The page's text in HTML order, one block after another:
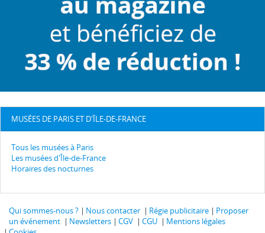
MUSÉES DE PARIS ET D'ÎLE-DE-FRANCE
Tous les musées à Paris
Les musées d'Île-de-France
Horaires des nocturnes
Qui sommes-nous ? Nous contacter Régie publicitaire
Proposer
un événement
Newsletters CGV CGU
Mentions légales